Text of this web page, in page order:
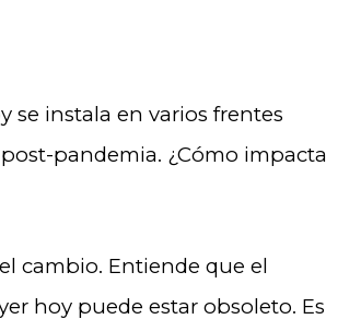
se instala en varios frentes
pandemia. ¿Cómo impacta
cambio. Entiende que el
hoy puede estar obsoleto. Es